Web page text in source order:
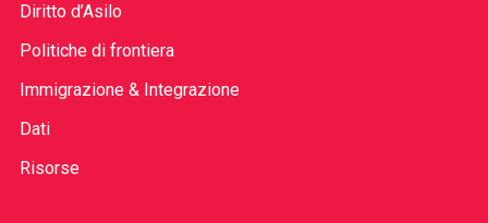
Diritto d’Asilo
Politiche di frontiera
Immigrazione & Integrazione
Dati
Risorse